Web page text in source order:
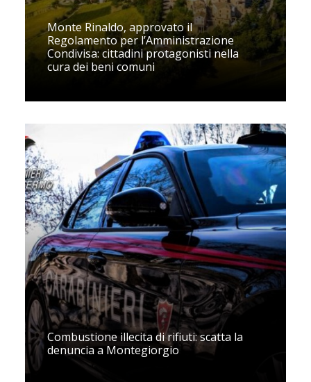
Monte Rinaldo, approvato il
Regolamento per l’Amministrazione
Condivisa: cittadini protagonisti nella
cura dei beni comuni
Combustione illecita di rifiuti: scatta la
denuncia a Montegiorgio